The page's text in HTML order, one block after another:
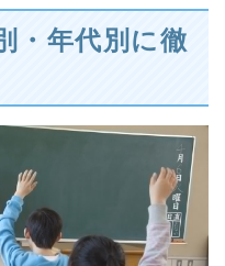
・年代別に徹